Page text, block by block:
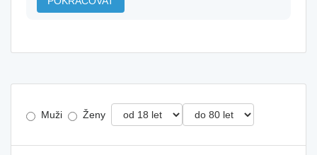
Muži Ženy